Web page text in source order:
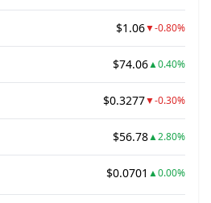
$1.06▼-0.80%
$74.06▲0.40%
$0.3277▼-0.30%
$56.78▲2.80%
$0.0701 ▲0.00%